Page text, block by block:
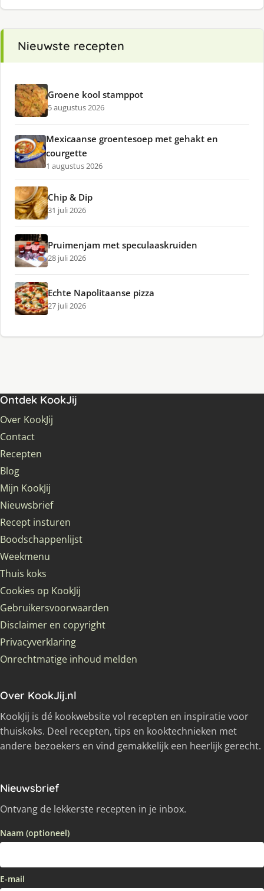
Nieuwste recepten
Groene kool stamppot
5 augustus 2026
Mexicaanse groentesoep met gehakt en
courgette
1 augustus 2026
Chip & Dip
31 juli 2026
Pruimenjam met speculaaskruiden
28 juli 2026
Echte Napolitaanse pizza
27 juli 2026
Ontdek KookJij
Over KookJij
Contact
Recepten
Blog
Mijn KookJij
Nieuwsbrief
Recept insturen
Boodschappenlijst
Weekmenu
Thuis koks
Cookies op KookJij
Gebruikersvoorwaarden
Disclaimer en copyright
Privacyverklaring
Onrechtmatige inhoud melden
Over KookJij.nl
KookJij is dé kookwebsite vol recepten en inspiratie voor
thuiskoks. Deel recepten, tips en kooktechnieken met
andere bezoekers en vind gemakkelijk een heerlijk gerecht.
Nieuwsbrief
Ontvang de lekkerste recepten in je inbox.
Naam (optioneel)
E-mail